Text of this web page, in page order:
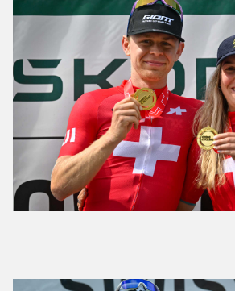
Lillo und Koller feiern ihren
Schweizermeistertitel im Cross-